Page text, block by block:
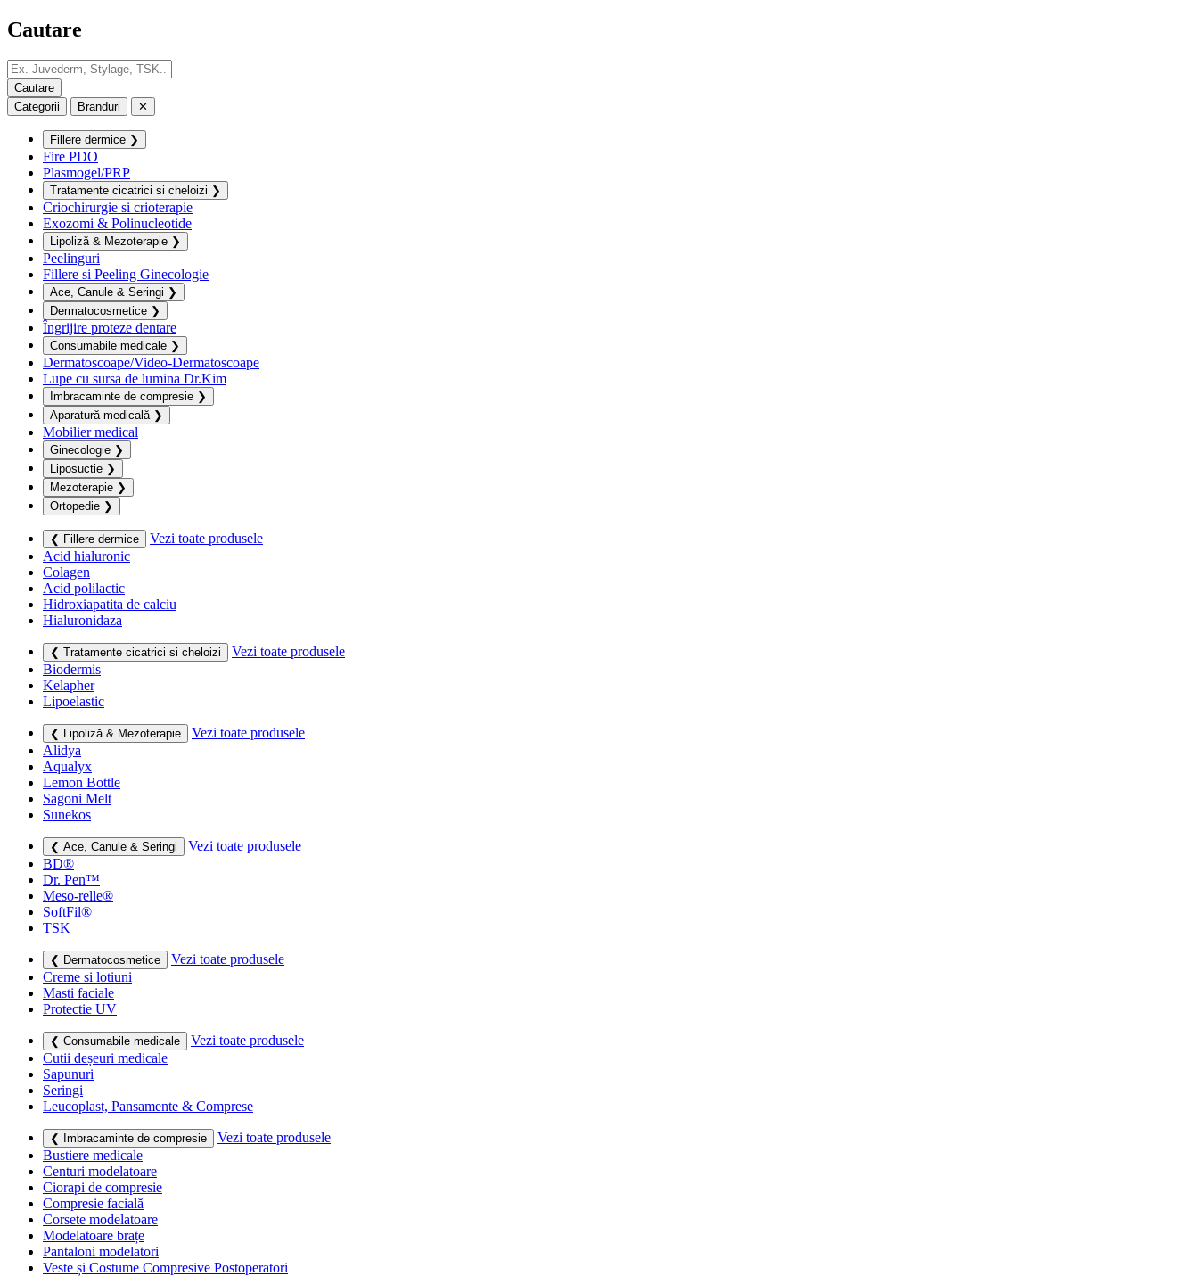
Cautare
Categorii Branduri ✕
Fillere dermice ❯
Fire PDO
Plasmogel/PRP
Tratamente cicatrici si cheloizi ❯
Criochirurgie si crioterapie
Exozomi & Polinucleotide
Lipoliză & Mezoterapie ❯
Peelinguri
Fillere si Peeling Ginecologie
Ace, Canule & Seringi ❯
Dermatocosmetice ❯
Îngrijire proteze dentare
Consumabile medicale ❯
Dermatoscoape/Video-Dermatoscoape
Lupe cu sursa de lumina Dr.Kim
Imbracaminte de compresie ❯
Aparatură medicală ❯
Mobilier medical
Ginecologie ❯
Liposuctie ❯
Mezoterapie ❯
Ortopedie ❯
❮ Fillere dermice
Vezi toate produsele
Acid hialuronic
Colagen
Acid polilactic
Hidroxiapatita de calciu
Hialuronidaza
❮ Tratamente cicatrici si cheloizi
Vezi toate produsele
Biodermis
Kelapher
Lipoelastic
❮ Lipoliză & Mezoterapie
Vezi toate produsele
Alidya
Aqualyx
Lemon Bottle
Sagoni Melt
Sunekos
❮ Ace, Canule & Seringi
Vezi toate produsele
BD®
Dr. Pen™
Meso-relle®
SoftFil®
TSK
❮ Dermatocosmetice
Vezi toate produsele
Creme si lotiuni
Masti faciale
Protectie UV
❮ Consumabile medicale
Vezi toate produsele
Cutii deșeuri medicale
Sapunuri
Seringi
Leucoplast, Pansamente & Comprese
❮ Imbracaminte de compresie
Vezi toate produsele
Bustiere medicale
Centuri modelatoare
Ciorapi de compresie
Compresie facială
Corsete modelatoare
Modelatoare brațe
Pantaloni modelatori
Veste și Costume Compresive Postoperatori